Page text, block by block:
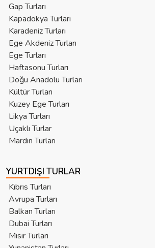
Gap Turları
Kapadokya Turları
Karadeniz Turları
Ege Akdeniz Turları
Ege Turları
Haftasonu Turları
Doğu Anadolu Turları
Kültür Turları
Kuzey Ege Turları
Likya Turları
Uçaklı Turlar
Mardin Turları
YURTDIŞI TURLAR
Kıbrıs Turları
Avrupa Turları
Balkan Turları
Dubai Turları
Mısır Turları